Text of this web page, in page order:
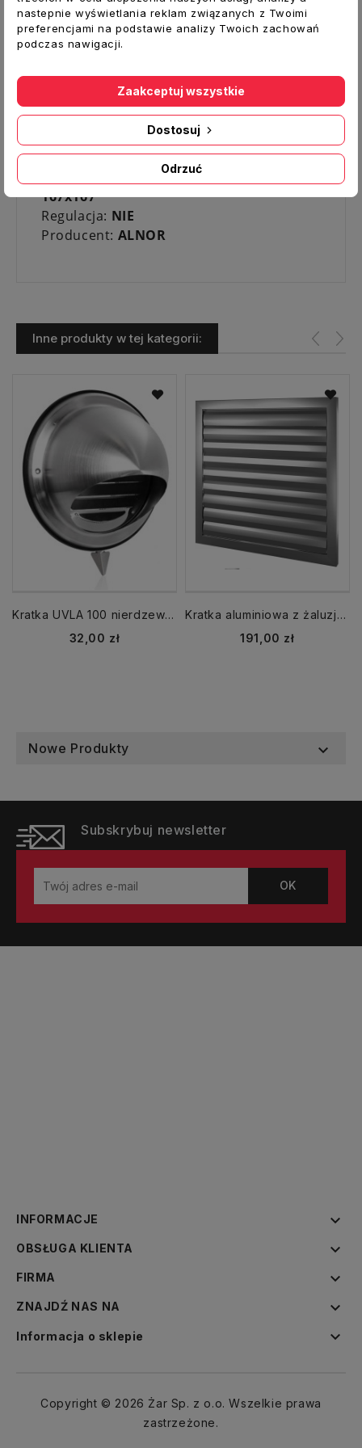
przewodu elastycznego.
Dane techniczne:
Materiał:stal nierdzewna(1,4301)
: srebrny
Średnica kołnierza/ otworu [mm]:144 (do
montażu w kanale 150)
Wymiar frontu [mm]:185x185
Rozstaw otworów montażowych [mm]:
167x167
Regulacja: NIE
Producent: ALNOR
Inne produkty w tej kategorii:
Kratka UVLA 100 nierdzewna z okapnikiem Wyrzutnia Czerpnia
Cena
32,00 zł
Kratka aluminiowa z żaluzją RKŻ 350 wyrzutnia wym. zewn. 450x450mm
Cena
191,00 zł
Nowe Produkty 
Subskrybuj newsletter
INFORMACJE 
OBSŁUGA KLIENTA 
FIRMA 
ZNAJDŹ NAS NA 
Informacja o sklepie 
nastepnie wyświetlania reklam związanych z Twoimi
preferencjami na podstawie analizy Twoich zachowań
podczas nawigacji.
Odrzuć
Dostosuj
Zaakceptuj wszystkie
Copyright © 2026 Żar Sp. z o.o. Wszelkie prawa
zastrzeżone.